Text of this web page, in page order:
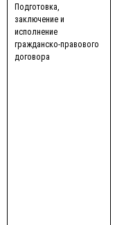
Подготовка,
заключение и
исполнение
гражданско-правового
договора